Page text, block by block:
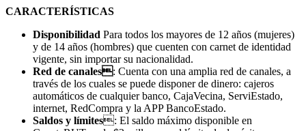
CARACTERÍSTICAS
Disponibilidad Para todos los mayores de 12 años (mujeres)
y de 14 años (hombres) que cuenten con carnet de identidad
vigente, sin importar su nacionalidad.
Red de canales: Cuenta con una amplia red de canales, a
través de los cuales se puede disponer de dinero: cajeros
automáticos de cualquier banco, CajaVecina, ServiEstado,
internet, RedCompra y la APP BancoEstado.
Saldos y límites: El saldo máximo disponible en